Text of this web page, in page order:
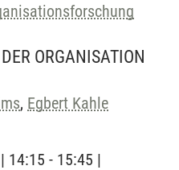
ORGANISATION
, Egbert Kahle
14:15 - 15:45 |